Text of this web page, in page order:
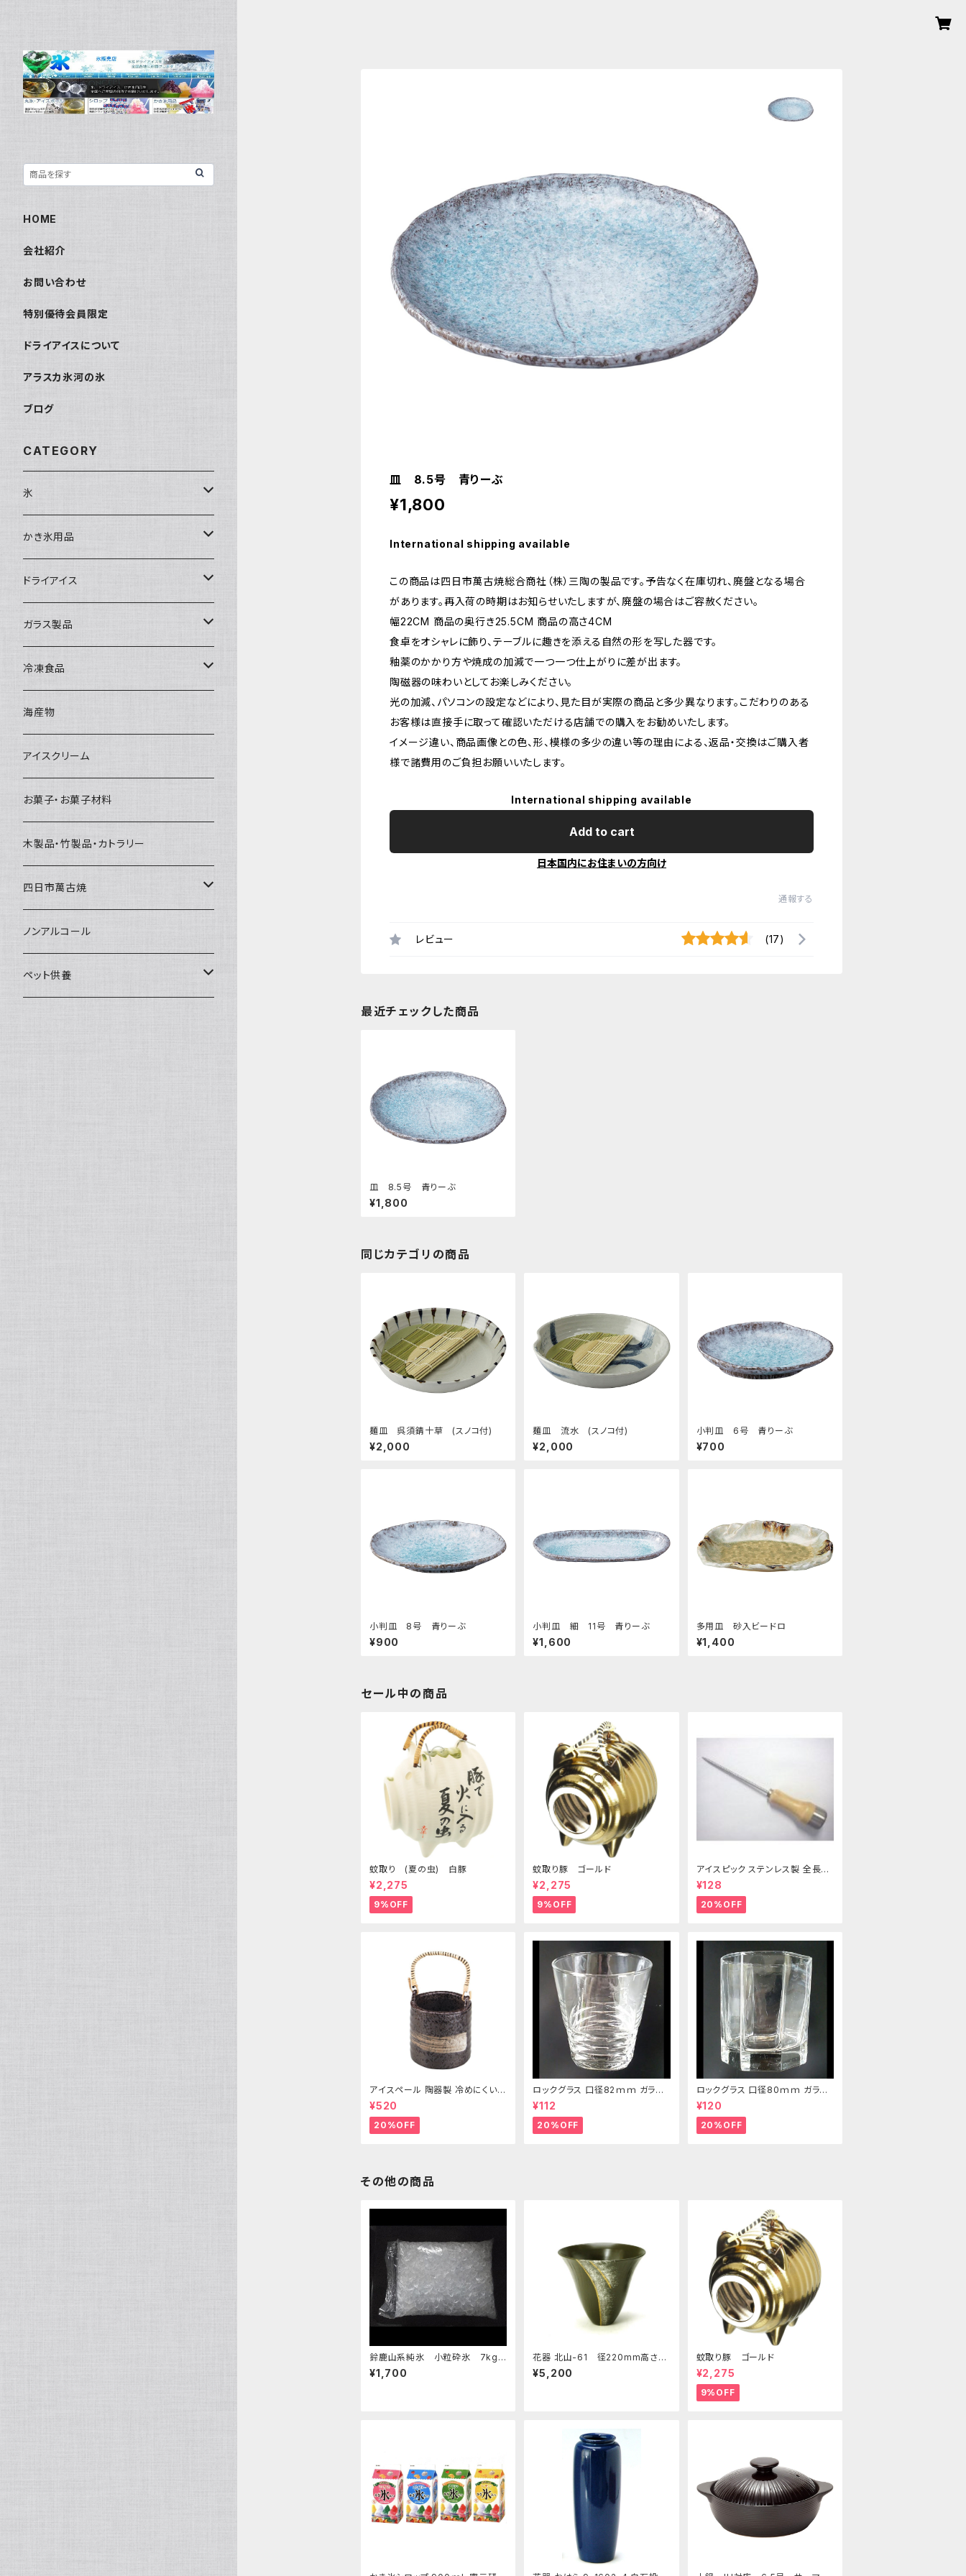
皿 8.5号 青りーぶ
¥1,800
International shipping available
この商品は四日市萬古焼総合商社（株）三陶の製品です。予告なく在庫切れ、廃盤となる場合
があります。再入荷の時期はお知らせいたしますが、廃盤の場合はご容赦ください。
幅22CM 商品の奥行き25.5CM 商品の高さ4CM
食卓をオシャレに飾り、テーブルに趣きを添える自然の形を写した器です。
釉薬のかかり方や焼成の加減で一つ一つ仕上がりに差が出ます。
陶磁器の味わいとしてお楽しみください。
光の加減、パソコンの設定などにより、見た目が実際の商品と多少異なります。こだわりのある
お客様は直接手に取って確認いただける店舗での購入をお勧めいたします。
イメージ違い、商品画像との色、形、模様の多少の違い等の理由による、返品・交換はご購入者
様で諸費用のご負担お願いいたします。
International shipping available
Add to cart
日本国内にお住まいの方向け
通報する
レビュー (17)
最近チェックした商品
皿 8.5号 青りーぶ
¥1,800
同じカテゴリの商品
麺皿 呉須錆十草 (スノコ付)
¥2,000
麺皿 流水 (スノコ付)
¥2,000
小判皿 6号 青りーぶ
¥700
小判皿 8号 青りーぶ
¥900
小判皿 細 11号 青りーぶ
¥1,600
多用皿 砂入ビードロ
¥1,400
セール中の商品
蚊取り (夏の虫) 白豚
¥2,275
9%OFF
蚊取り豚 ゴールド
¥2,275
9%OFF
アイスピック ステンレス製 全長21
5ｍｍ
¥128
20%OFF
アイスペール 陶器製 冷めにくい二
重構造 860ml
¥520
20%OFF
ロックグラス 口径82ｍｍ ガラス
製 250cc
¥112
20%OFF
ロックグラス 口径80ｍｍ ガラス
製 220cc
¥120
20%OFF
その他の商品
鈴鹿山系純氷 小粒砕氷 7kg
¥1,700
花器 北山-61 径220mm高さ19
0ｍｍ 陶器製 剣山受付水盤
生け花 いけばな 花瓶 華道用花器
¥5,200
蚊取り豚 ゴールド
¥2,275
9%OFF
HOME
会社紹介
お問い合わせ
特別優待会員限定
ドライアイスについて
アラスカ氷河の氷
ブログ
CATEGORY
氷
富士天然水の氷
丸氷
直径70mm
直径65mm
角氷
砕氷
氷河の氷
氷アイテム
かき氷用品
かき氷シロップ
無果汁1.8Lパック
無果汁1Lパック
果汁入り600ｍL瓶
無添加瓶シロップ
かき氷機・かき氷器
かき氷カップ
発泡スチロール無地-使い捨て
発泡スチロールプリント柄
かき氷スプーン・スプーンストロー
プラスチック・スプーン
プラスチック・スプーンストロー
コンデンスミルク・練乳・あんこ
かき氷セット
その他かき氷用品
ドライアイス
ドライアイス3ｋｇ
ドライアイス4ｋｇ
ドライアイス5ｋｇ
ドライアイス8ｋｇ
ドライアイス10ｋｇ
ドライアイス15ｋｇ
ドライアイス20ｋｇ
ドライアイス25ｋｇ
ガラス製品
オンザロック・グラス
ビール・グラス
タンブラー
かき氷器
冷凍食品
肉まん・あんまん
パスタ・スパゲッティ
惣菜
海産物
アイスクリーム
お菓子・お菓子材料
木製品・竹製品・カトラリー
四日市萬古焼
土鍋・土釜
一般土鍋
皿・椀・丼・小物
ノンアルコール
ペット供養